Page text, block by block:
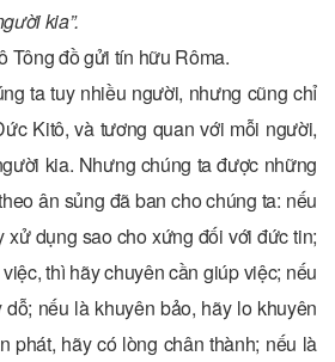
kia”.
Tông đồ gửi tín hữu Rôma.
ta tuy nhiều người, nhưng cũng chỉ
Kitô, và tương quan với mỗi người,
kia. Nhưng chúng ta được những
ân sủng đã ban cho chúng ta: nếu
xử dụng sao cho xứng đối với đức tin;
thì hãy chuyên cần giúp việc; nếu
nếu là khuyên bảo, hãy lo khuyên
phát, hãy có lòng chân thành; nếu là